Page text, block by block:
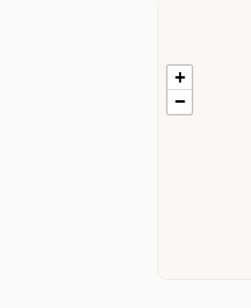
+
−